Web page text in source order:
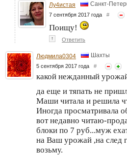
Лу4истая Санкт-
7 сентября 2017 года #
Поищу!
↑ Ответить
Людмила0304 Шахты
5 сентября 2017 года #
какой нежданный
да еще и тяпать не
Маши читала и решила
Иногда просматривала
вот недавно читаю-
блоки по 7 руб...муж
на Ваш урожай ,на след
возьму.